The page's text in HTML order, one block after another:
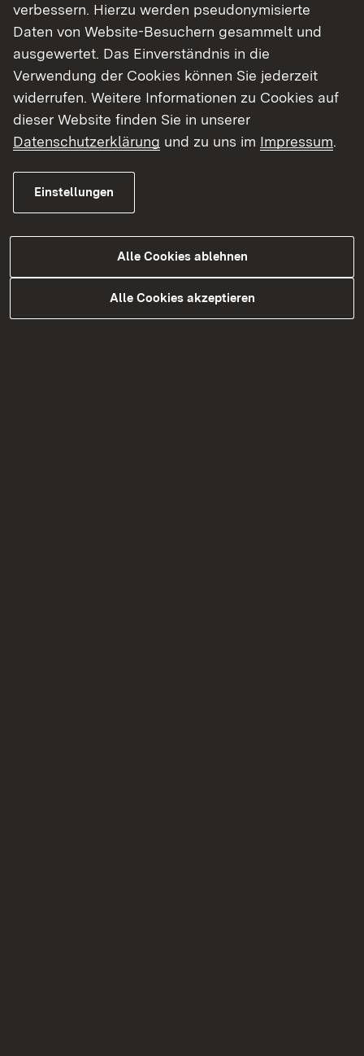
verbessern. Hierzu werden pseudonymisierte
Daten von Website-Besuchern gesammelt und
ausgewertet. Das Einverständnis in die
Verwendung der Cookies können Sie jederzeit
widerrufen. Weitere Informationen zu Cookies auf
dieser Website finden Sie in unserer
Datenschutzerklärung und zu uns im Impressum.
Einstellungen
Alle Cookies ablehnen
Alle Cookies akzeptieren